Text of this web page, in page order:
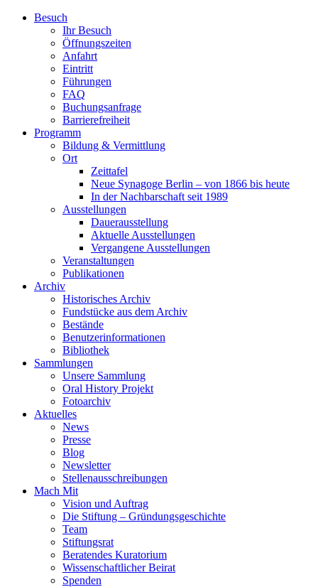
Besuch
Ihr Besuch
Öffnungszeiten
Anfahrt
Eintritt
Führungen
FAQ
Buchungsanfrage
Barrierefreiheit
Programm
Bildung & Vermittlung
Ort
Zeittafel
Neue Synagoge Berlin – von 1866 bis heute
In der Nachbarschaft seit 1989
Ausstellungen
Dauerausstellung
Aktuelle Ausstellungen
Vergangene Ausstellungen
Veranstaltungen
Publikationen
Archiv
Historisches Archiv
Fundstücke aus dem Archiv
Bestände
Benutzerinformationen
Bibliothek
Sammlungen
Unsere Sammlung
Oral History Projekt
Fotoarchiv
Aktuelles
News
Presse
Blog
Newsletter
Stellenausschreibungen
Mach Mit
Vision und Auftrag
Die Stiftung – Gründungsgeschichte
Team
Stiftungsrat
Beratendes Kuratorium
Wissenschaftlicher Beirat
Spenden